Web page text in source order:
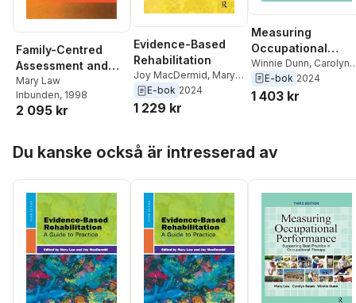
Family-Centred
Assessment and
Intervention in
Pediatric
Rehabilitation
Mary Law
Inbunden, 1998
2 095 kr
Evidence-Based
Rehabilitation
Joy MacDermid, Mary
LawE-bok 2024
1 229 kr
Measuring
Occupational
Performance
Winnie Dunn, Carolyn
M. Baum, Mary Law
E-bok 2024
1 403 kr
Du kanske också är intresserad av